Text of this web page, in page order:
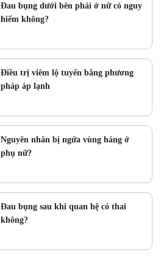
Đau bụng dưới bên phải ở nữ có nguy
hiểm không?
Điều trị viêm lộ tuyến bằng phương
pháp áp lạnh
Nguyên nhân bị ngứa vùng háng ở
phụ nữ?
Đau bụng sau khi quan hệ có thai
không?